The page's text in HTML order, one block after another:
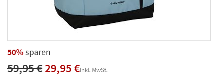
50%sparen
59,95 €29,95 €Inkl. MwSt.